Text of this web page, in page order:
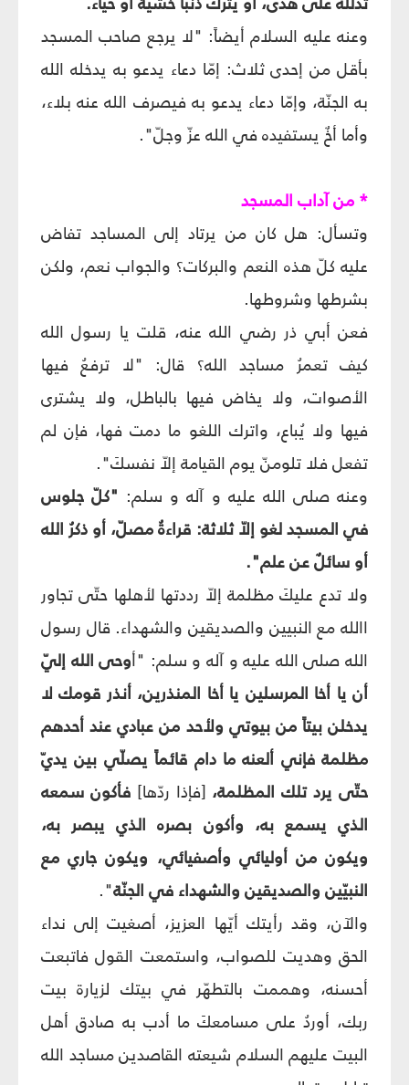
وعنه عليه السلام أيضاً: "لا يرجع صاحب المسجد
بأقل من إحدى ثلاث: إمّا دعاء يدعو به يدخله الله
به الجنّة، وإمّا دعاء يدعو به فيصرف الله عنه بلاء،
وأما أخٌ يستفيده في الله عزّ وجلّ".
* من آداب المسجد
وتسأل: هل كان من يرتاد إلى المساجد تفاض
عليه كلّ هذه النعم والبركات؟ والجواب نعم، ولكن
بشرطها وشروطها.
فعن أبي ذر رضي الله عنه، قلت يا رسول الله
كيف تعمرُ مساجد الله؟ قال: "لا ترفعُ فيها
الأصوات، ولا يخاض فيها بالباطل، ولا يشترى
فيها ولا يُباع، واترك اللغو ما دمت فها، فإن لم
تفعل فلا تلومنّ يوم القيامة إلاّ نفسكَ".
وعنه صلى الله عليه و آله و سلم: "كلّ جلوس
في المسجد لغو إلاّ ثلاثة: قراءةُ مصلّ، أو ذكرُ الله
أو سائلٌ عن علم".
ولا تدع عليكَ مظلمة إلاّ رددتها لأهلها حتّى تجاور
االله مع النبيين والصديقين والشهداء. قال رسول
الله صلى الله عليه و آله و سلم: "أوحى الله إليّ
أن يا أخا المرسلين يا أخا المنذرين، أنذر قومك لا
يدخلن بيتاً من بيوتي ولأحد من عبادي عند أحدهم
مظلمة فإني ألعنه ما دام قائماً يصلّي بين يديّ
حتّى يرد تلك المظلمة، [فإذا ردّها] فأكون سمعه
الذي يسمع به، وأكون بصره الذي يبصر به،
ويكون من أوليائي وأصفيائي، ويكون جاري مع
النبيّين والصديقين والشهداء في الجنّة".
والآن، وقد رأيتك أيّها العزيز، أصغيت إلى نداء
الحق وهديت للصواب، واستمعت القول فاتبعت
أحسنه، وهممت بالتطهّر في بيتك لزيارة بيت
ربك، أوردُ على مسامعكَ ما أدب به صادق أهل
البيت عليهم السلام شيعته القاصدين مساجد الله